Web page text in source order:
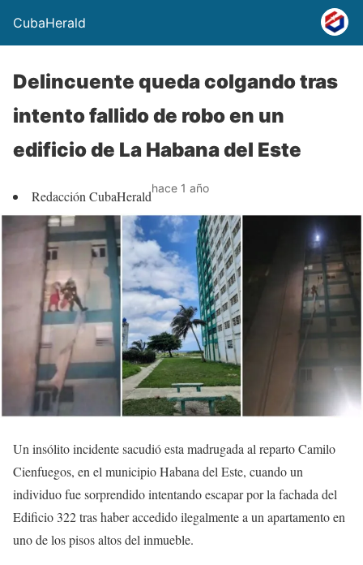
CubaHerald
Delincuente queda colgando tras
intento fallido de robo en un
edificio de La Habana del Este
Redacción CubaHeraldhace 1 año
Un insólito incidente sacudió esta madrugada al reparto Camilo
Cienfuegos, en el municipio Habana del Este, cuando un
individuo fue sorprendido intentando escapar por la fachada del
Edificio 322 tras haber accedido ilegalmente a un apartamento en
uno de los pisos altos del inmueble.